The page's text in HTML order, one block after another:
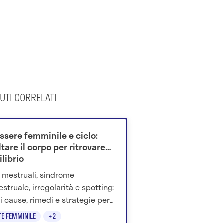
CORRELATI
FEMMINILE +2
femminile e ciclo:
il corpo per ritrovare
mestruali, sindrome
irregolarità e spotting:
cause, rimedi e strategie per
il benessere femminile.